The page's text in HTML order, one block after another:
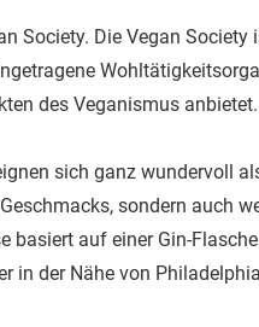
Society. Die Vegan Society
des Veganismus anbietet.
sich ganz wundervoll
sondern auch
basiert auf einer Gin-
in der Nähe von